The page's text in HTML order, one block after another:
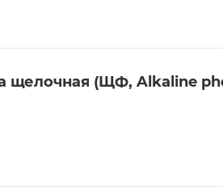
щелочная (ЩФ, Alkaline